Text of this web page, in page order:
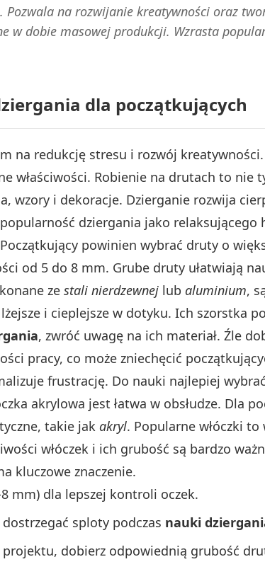
na rozwijanie kreatywności oraz
w dobie masowej produkcji. Wzrasta
dla początkujących
na redukcję stresu i rozwój
właściwości. Robienie na drutach to nie
wzory i dekoracje. Dzierganie rozwija
dziergania jako
powinien wybrać druty o
od 5 do 8 mm. Grube druty ułatwiają
ze stali nierdzewnej lub aluminium,
i cieplejsze w dotyku. Ich szorstka
, zwróć uwagę na ich materiał. Źle
pracy, co może zniechęcić
frustrację. Do nauki najlepiej
akrylowa jest łatwa w obsłudze. Dla
takie jak akryl. Popularne włóczki to
włóczek i ich grubość są bardzo
kluczowe znaczenie.
mm) dla lepszej kontroli oczek.
dostrzegać sploty podczas nauki
dobierz odpowiednią grubość